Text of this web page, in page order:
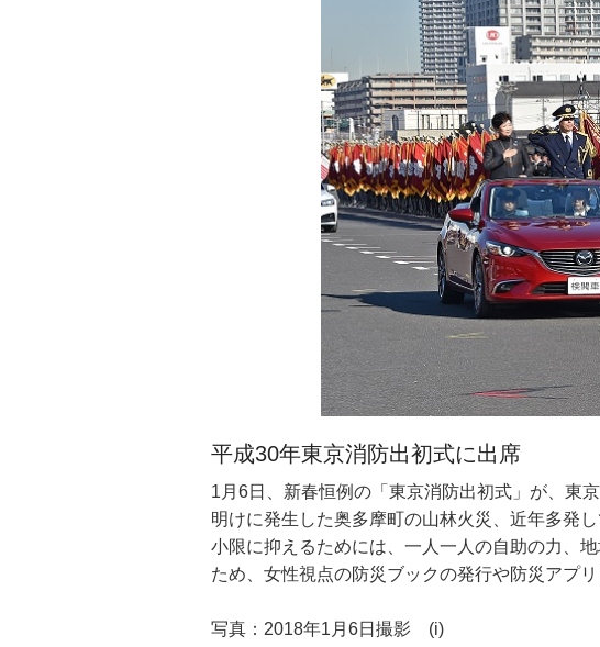
平成30年東京消防出初式に出席
1月6日、新春恒例の「東京消防出初式」が、東
明けに発生した奥多摩町の山林火災、近年多発
小限に抑えるためには、一人一人の自助の力、
ため、女性視点の防災ブックの発行や防災アプ
写真：2018年1月6日撮影 (i)
青梅だるま市
1月12日に青梅市で、青梅だるま市が開催され
物詩。当初は、養蚕の繁栄を願って、「まゆ玉
になったといわれている。市が開催される当日
店する。地元住民をはじめ、遠方からも大勢の
写真：2018年1月12日撮影 (u)
「第63回伊豆大島椿まつり」キャラバ
1月15日、「第63回伊豆大島椿まつり」キャラ
訪問すると思う。距離的にも足を運びやすいと
知事に、ミス大島から椿の花束を、ミス椿の女
地区においてさまざまなイベントが開催される。
写真：2018年1月15日撮影 (i)
東京で大雪
1月22日、東京都心では朝から雪が降り始め、
に向かっていった。東京都心では22日午後10時
しい冷え込みとなった。